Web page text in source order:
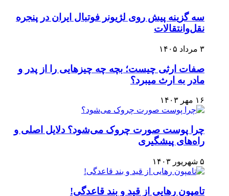
سه گزینه پیش روی لژیونر فوتبال ایران در پنجره
نقل‌وانتقالات
۳ مرداد ۱۴۰۵
صفات ارثی چیست؛ بچه چه چیزهایی را از پدر و
مادر به ارث میبرد؟
۱۶ مهر ۱۴۰۳
چرا پوست صورت چروک می‌شود؟ دلایل اصلی و
راه‌های پیشگیری
۵ شهریور ۱۴۰۳
تامپون رهایی از قید و بند قاعدگی!